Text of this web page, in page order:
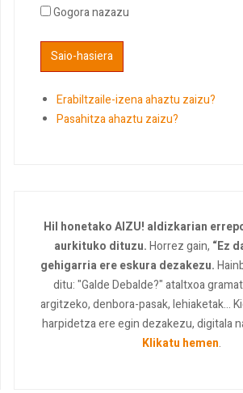
Gogora nazazu
Erabiltzaile-izena ahaztu zaizu?
Pasahitza ahaztu zaizu?
Hil honetako AIZU! aldizkarian
aurkituko dituzu.Horrez gain, “Ez
gehigarria ere eskura dezakezu.
ditu: "Galde Debalde?" ataltxoa
argitzeko, denbora-pasak, lehiaketak...
harpidetza ere egin dezakezu, digitala
Klikatu hemen.